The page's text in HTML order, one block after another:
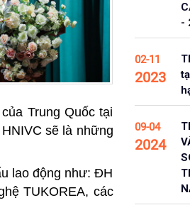
Trung Quốc tại
sẽ là những
lao động như: ĐH
TUKOREA, các
-
02-11
2023
09-04
2024